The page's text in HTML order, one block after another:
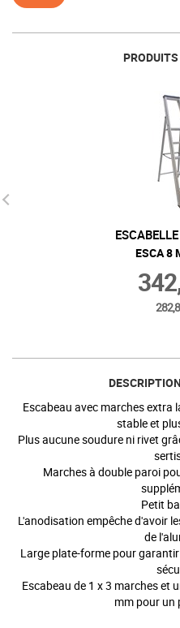
ESCA 8
Escabeau avec marches extra
stable et
Plus aucune soudure ni rivet
Marches à double paroi
Petit
L'anodisation empêche d'avoir
de
Large plate-forme pour
Escabeau de 1 x 3 marches et
mm pour un